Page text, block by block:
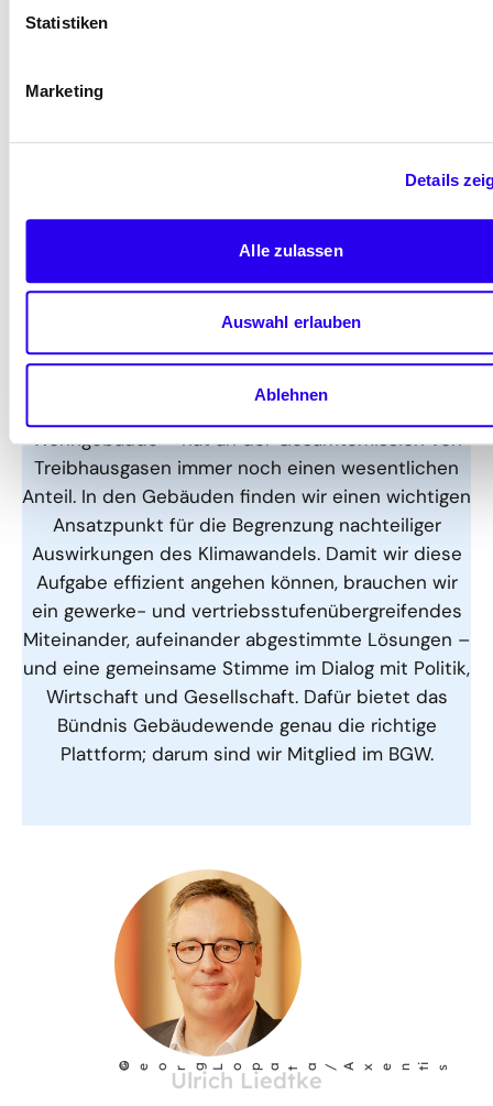
Statistiken
Marketing
Details
Alle zulassen
Auswahl erlauben
Ablehnen
auf „erneuerbar“ um, damit die europäischen und
werden können. Ein enger Austausch aller Akteure,
befassen, ist wichtig, denn nur so können
praxisgerechte, bezahlbare Lösungen für die
Bündnis Gebäudewende bietet dafür eine
hervorragende Plattform.
Wohngebäude – hat an der Gesamtemission von
Treibhausgasen immer noch einen wesentlichen
Anteil. In den Gebäuden finden wir einen wichtigen
Ansatzpunkt für die Begrenzung nachteiliger
Auswirkungen des Klimawandels. Damit wir diese
Aufgabe effizient angehen können, brauchen wir
ein gewerke- und vertriebsstufenübergreifendes
Miteinander, aufeinander abgestimmte Lösungen –
und eine gemeinsame Stimme im Dialog mit Politik,
Wirtschaft und Gesellschaft. Dafür bietet das
Bündnis Gebäudewende genau die richtige
Plattform; darum sind wir Mitglied im BGW.
© Geor
g Lopa t
a / Axent is
Ulrich Liedtke